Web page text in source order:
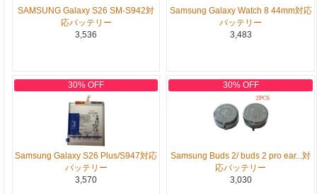
SAMSUNG Galaxy S26 SM-S942対
応バッテリー
3,536
Samsung Galaxy Watch 8 44mm対応
バッテリー
3,483
30% OFF
Samsung Galaxy S26 Plus/S947対応
バッテリー
3,570
30% OFF
Samsung Buds 2/ buds 2 pro ear...対
応バッテリー
3,030